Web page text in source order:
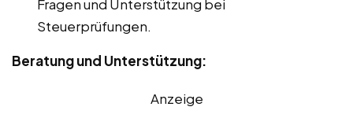
Fragen und Unterstützung bei
Steuerprüfungen.
Beratung und Unterstützung:
Anzeige